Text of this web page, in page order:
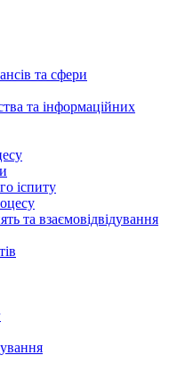
та сфери
та інформаційних
іспиту
та взаємовідвідування